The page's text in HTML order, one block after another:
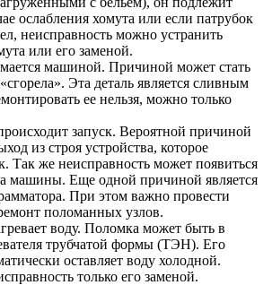
ослабления хомута или если патрубок
неисправность можно устранить
или его заменой.
машиной. Причиной может стать
Эта деталь является сливным
ее нельзя, можно только
запуск. Вероятной причиной
из строя устройства, которое
Так же неисправность может появиться
машины. Еще одной причиной является
При этом важно провести
поломанных узлов.
воду. Поломка может быть в
трубчатой формы (ТЭН). Его
оставляет воду холодной.
только его заменой.